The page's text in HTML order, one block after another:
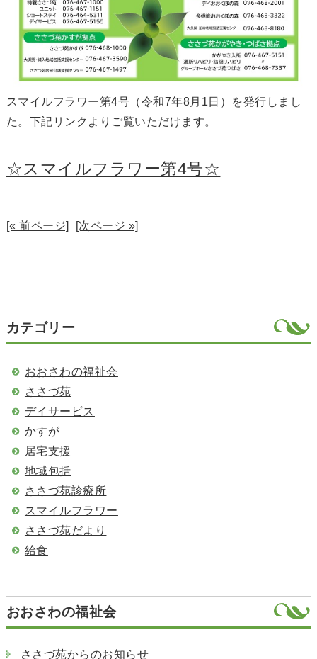
スマイルフラワー第4号（令和7年8月1日）を発行しまし
た。下記リンクよりご覧いただけます。
☆スマイルフラワー第4号☆
[« 前ページ] [次ページ »]
カテゴリー
おおさわの福祉会
ささづ苑
デイサービス
かすが
居宅支援
地域包括
ささづ苑診療所
スマイルフラワー
ささづ苑だより
給食
おおさわの福祉会
ささづ苑からのお知らせ